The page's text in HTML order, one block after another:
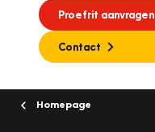
Proefrit aanvragen
Contact
Homepage